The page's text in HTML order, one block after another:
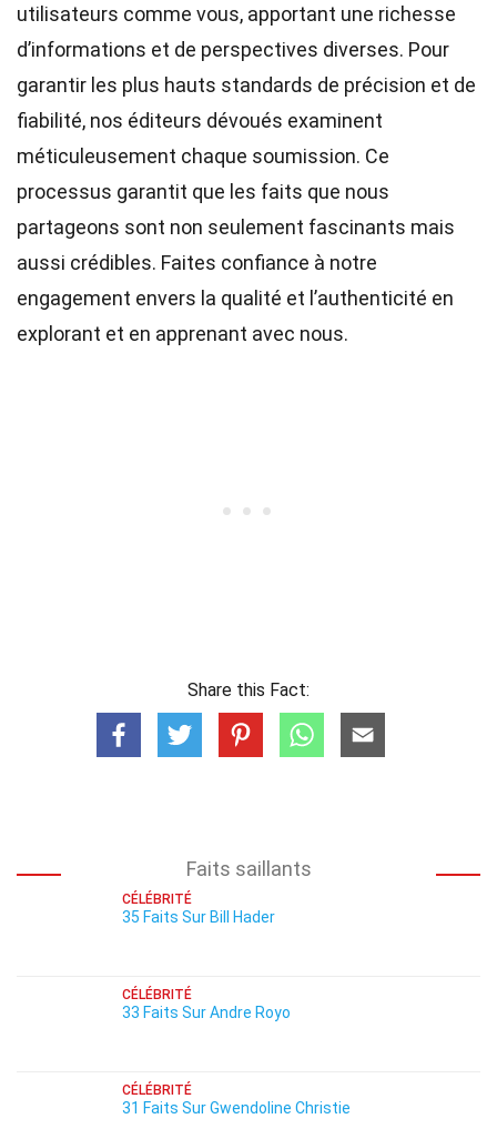
utilisateurs comme vous, apportant une richesse
d’informations et de perspectives diverses. Pour
garantir les plus hauts standards de précision et de
fiabilité, nos éditeurs dévoués examinent
méticuleusement chaque soumission. Ce
processus garantit que les faits que nous
partageons sont non seulement fascinants mais
aussi crédibles. Faites confiance à notre
engagement envers la qualité et l’authenticité en
explorant et en apprenant avec nous.
Share this Fact:
Faits saillants
CÉLÉBRITÉ
35 Faits Sur Bill Hader
CÉLÉBRITÉ
33 Faits Sur Andre Royo
CÉLÉBRITÉ
31 Faits Sur Gwendoline Christie